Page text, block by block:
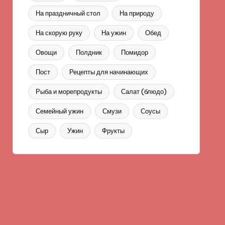
На праздничный стол На природу
На скорую руку На ужин Обед
Овощи Полдник Помидор
Пост Рецепты для начинающих
Рыба и морепродукты Салат (блюдо)
Семейный ужин Смузи Соусы
Сыр Ужин Фрукты